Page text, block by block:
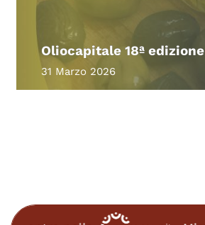
Oliocapitale 18ª edizione
31 Marzo 2026